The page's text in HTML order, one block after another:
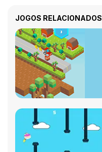
JOGOS RELACIONADOS